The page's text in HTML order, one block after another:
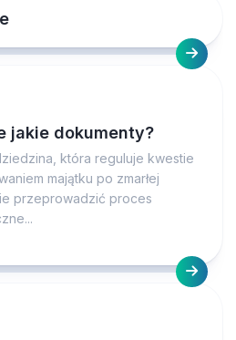
jakie dokumenty?
która reguluje kwestie
majątku po zmarłej
przeprowadzić proces